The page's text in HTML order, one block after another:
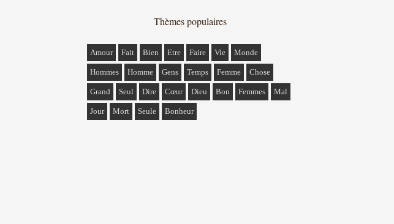
Thèmes populaires
Amour Fait Bien Etre Faire Vie Monde
Hommes Homme Gens Temps Femme Chose
Grand Seul Dire Cœur Dieu Bon Femmes Mal
Jour Mort Seule Bonheur